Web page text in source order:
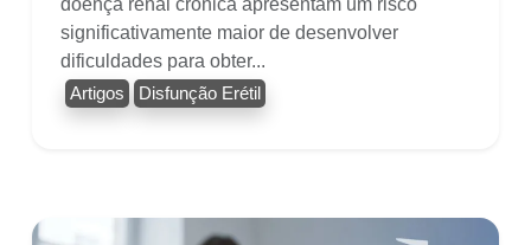
doença renal crônica apresentam um risco
significativamente maior de desenvolver
dificuldades para obter...
Artigos Disfunção Erétil